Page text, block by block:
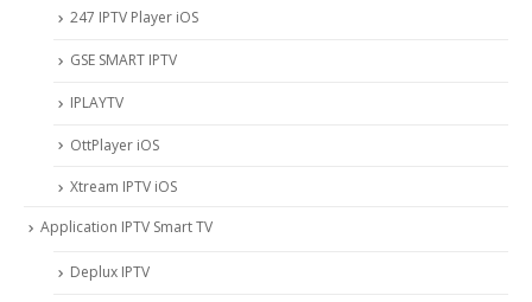
247 IPTV Player iOS
‎GSE SMART IPTV
IPLAYTV
OttPlayer iOS
Xtream IPTV iOS
Application IPTV Smart TV
Deplux IPTV